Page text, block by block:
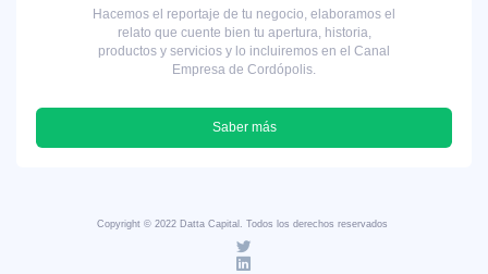
Hacemos el reportaje de tu negocio, elaboramos el
relato que cuente bien tu apertura, historia,
productos y servicios y lo incluiremos en el Canal
Empresa de Cordópolis.
Saber más
Copyright © 2022 Datta Capital. Todos los derechos reservados